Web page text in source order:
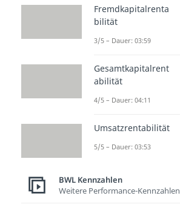
Fremdkapitalrenta
bilität
3/5 – Dauer: 03:59
Gesamtkapitalrent
abilität
4/5 – Dauer: 04:11
Umsatzrentabilität
5/5 – Dauer: 03:53
BWL Kennzahlen
Weitere Performance-Kennzahlen